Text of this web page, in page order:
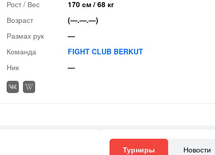
Рост / Вес
170 см / 68 кг
Возраст
(—.—.—)
Размах рук
—
Команда
FIGHT CLUB BERKUT
Ник
—
Турниры Новости